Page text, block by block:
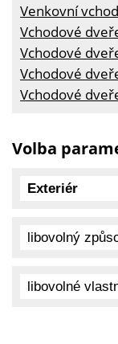
Venkovní
Vchodové
Vchodové
Vchodové
Vchodové
Volba